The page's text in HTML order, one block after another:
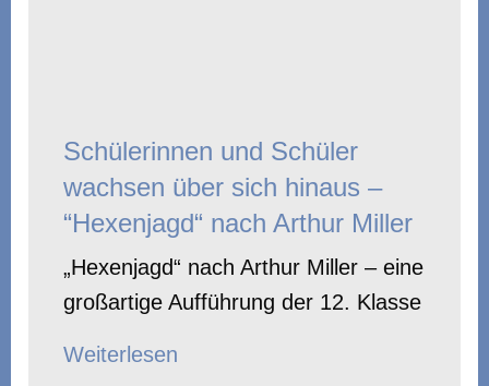
Schülerinnen und Schüler
wachsen über sich hinaus –
“Hexenjagd“ nach Arthur Miller
„Hexenjagd“ nach Arthur Miller – eine
großartige Aufführung der 12. Klasse
Weiterlesen